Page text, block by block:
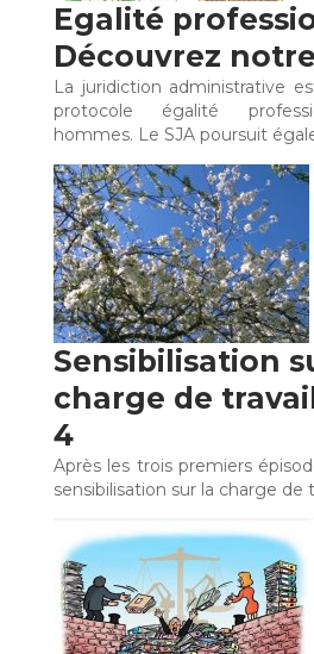
Egalité
Découvrez
La juridiction administrative
protocole égalité
hommes. Le SJA poursuit
Sensibilisation
charge de
4
Après les trois premiers
sensibilisation sur la charge de